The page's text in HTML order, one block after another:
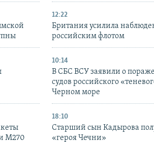
12:22
Британия усилила
российским флотом
10:14
В СБС ВСУ заявили о
судов российского
Черном море
M270
18:10
Старший сын Кадырова
«героя Чечни»